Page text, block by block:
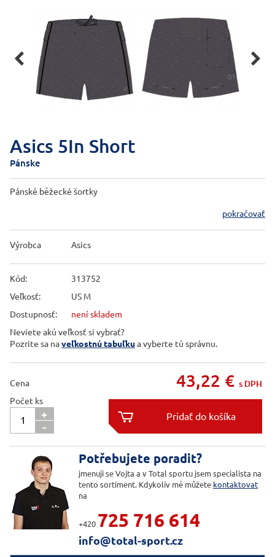
 
Asics 5In Short
Pánske
Pánské běžecké šortky
pokračovať
Výrobca Asics
Kód:
313752
Veľkosť:
US M
Dostupnosť:
není skladem
Neviete akú veľkosť si vybrať?
Pozrite sa naveľkostnú tabuľkua vyberte tú správnu.
Cena 43,22 € s DPH
Počet ks
+
-


Potřebujete poradit?
jmenuji se Vojta a v Total sportu jsem specialista na
tento sortiment. Kdykoliv mě můžete kontaktovat
na
+420 725 716 614
info@total-sport.cz